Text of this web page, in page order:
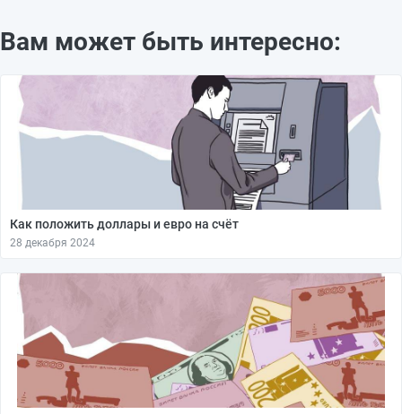
Вам может быть интересно:
Как положить доллары и евро на счёт
28 декабря 2024